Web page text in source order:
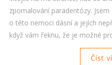
zpomalování paradentózy.
o této nemoci dásní a jejích
když vám řeknu, že je možné
zuby a dásně zdravé déle?
podniknout k zastavení nebo
Číst